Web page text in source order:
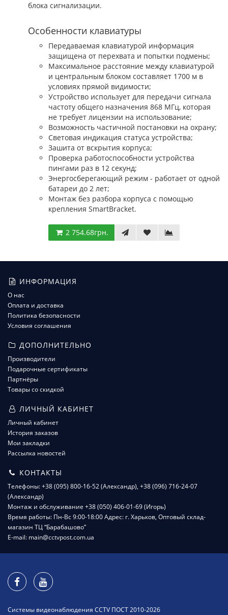
блока сигнализации.
Особенности клавиатуры
Передаваемая клавиатурой информация
защищена от перехвата и попытки подмены;
Максимальное расстояние между клавиатурой
и центральным блоком составляет 1700 м в
условиях прямой видимости;
Устройство использует для передачи сигнала
частоту общего назначения 868 МГц, которая
не требует лицензии на использование;
Возможность частичной постановки на охрану;
Световая индикация статуса устройства;
Зашита от вскрытия корпуса;
Проверка работоспособности устройства
пингами раз в 12 секунд;
Энергосберегающий режим - работает от одной
батареи до 2 лет;
Монтаж без разбора корпуса с помощью
крепления SmartBracket.
2 754.68грн.
ИНФОРМАЦИЯ
О нас
Оплата и доставка
Политика безопасности
Условия соглашения
ДОПОЛНИТЕЛЬНО
Производители
Подарочные сертификаты
Партнёры
Товары со скидкой
ЛИЧНЫЙ КАБИНЕТ
Личный кабинет
История заказов
Мои закладки
Рассылка новостей
КОНТАКТЫ
Телефоны: +38 (095) 800-16-52 (Александр), +38 (096) 716-24-07
(Александр)
Монтаж и обслуживание +38 (050) 406-01-69 (Игорь)
Время работы: Пн-Вс 9:00-18:00 Адрес: г. Харьков, Оптовый склад-
магазин ТЦ “Барабашово”
E-mail: main@cctvpost.com.ua
Системы видеонаблюдения CCTV ПОСТ 2010-2026